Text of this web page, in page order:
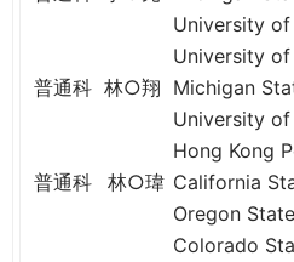
University of
University of
普通科 林○翔 Michigan
University of
Hong Kong
普通科
林○瑋 California
Oregon
Colorado